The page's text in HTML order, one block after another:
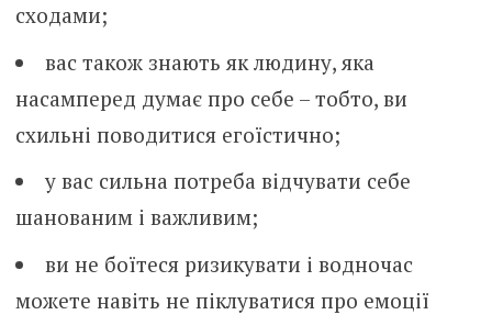
сходами;
вас також знають як людину, яка
насамперед думає про себе – тобто, ви
схильні поводитися егоїстично;
у вас сильна потреба відчувати себе
шанованим і важливим;
ви не боїтеся ризикувати і водночас
можете навіть не піклуватися про емоції